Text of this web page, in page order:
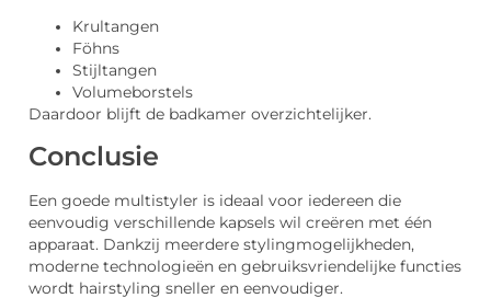
Krultangen
Föhns
Stijltangen
Volumeborstels
Daardoor blijft de badkamer overzichtelijker.
Conclusie
Een goede multistyler is ideaal voor iedereen die
eenvoudig verschillende kapsels wil creëren met één
apparaat. Dankzij meerdere stylingmogelijkheden,
moderne technologieën en gebruiksvriendelijke functies
wordt hairstyling sneller en eenvoudiger.